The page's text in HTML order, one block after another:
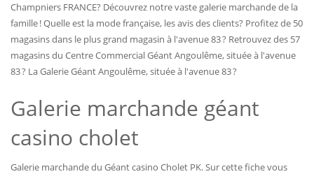
Champniers FRANCE? Découvrez notre vaste galerie marchande de la
famille ! Quelle est la mode française, les avis des clients? Profitez de 50
magasins dans le plus grand magasin à l'avenue 83 ? Retrouvez des 57
magasins du Centre Commercial Géant Angoulême, située à l'avenue
83 ? La Galerie Géant Angoulême, située à l'avenue 83 ?
Galerie marchande géant
casino cholet
Galerie marchande du Géant casino Cholet PK. Sur cette fiche vous